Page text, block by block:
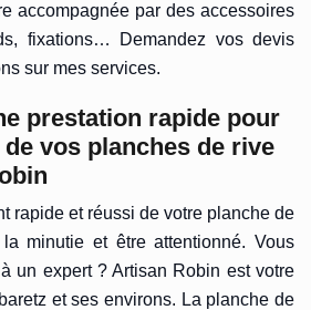
accompagnée par des accessoires
fixations… Demandez vos devis
sur mes services.
prestation rapide pour
vos planches de rive
rapide et réussi de votre planche de
minutie et être attentionné. Vous
un expert ? Artisan Robin est votre
et ses environs. La planche de